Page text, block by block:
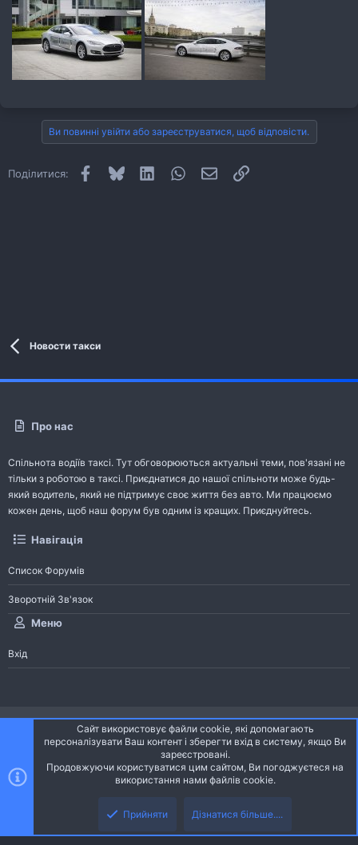
Ви повинні увійти або зареєструватися, щоб відповісти.
Поділитися: Facebook
Bluesky LinkedInWhatsApp
E-mailПосилання
Новости такси
Про нас
Спільнота водіїв таксі. Тут обговорюються актуальні теми, пов'язані не
тільки з роботою в таксі. Приєднатися до нашої спільноти може будь-
який водитель, який не підтримує своє життя без авто. Ми працюємо
кожен день, щоб наш форум був одним із кращих. Приєднуйтесь.
Навігація
Список Форумів
Зворотній Зв'язок
Меню
Вхід
Ніч
Українська (UA)
S
Community platform by XenForo® © 2010-2026 XenForo Ltd.
Community platform by XenForo © 2010-2022 XenForo Ltd. | dev: Pages
Сайт використовує файли cookie, які допомагають
персоналізувати Ваш контент і зберегти вхід в систему, якщо Ви
зареєстровані.
Продовжуючи користуватися цим сайтом, Ви погоджуєтеся на
використання нами файлів cookie.
Прийняти Дізнатися більше....